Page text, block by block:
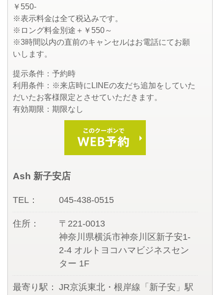
￥550-
※表示料金は全て税込みです。
※ロング料金別途＋￥550～
※3時間以内の直前のキャンセルはお電話にてお願
いします。
提示条件： 予約時
利用条件 ：※来店時にLINEの友だち追加をしていた
だいたお客様限定とさせていただきます。
有効期限： 期限なし
Ash 新子安店
TEL： 045-438-0515
住所：
〒221-0013
神奈川県横浜市神奈川区新子安1-
2-4 オルトヨコハマビジネスセン
ター 1F
最寄り駅： JR京浜東北・根岸線「新子安」駅